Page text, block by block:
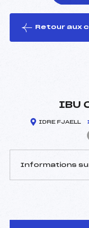
le ski
Retour aux
IBU
IDRE FJAELL
Informations
D.T Adjoint :